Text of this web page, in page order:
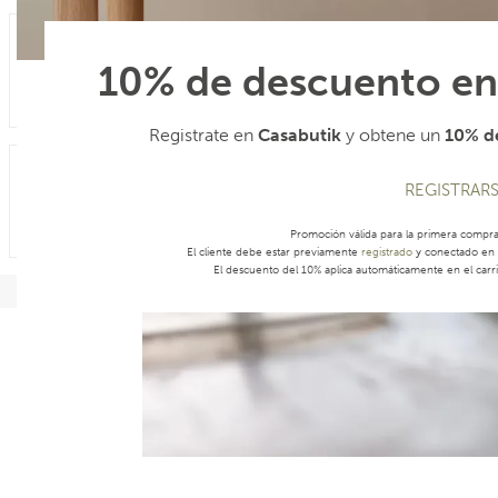
10% de descuento
Registrate en Casabutik y obtene un 10%
Promoción válida para la primera
El cliente debe estar previamente registrado y conectado en
El descuento del 10% aplica automáticamente en el